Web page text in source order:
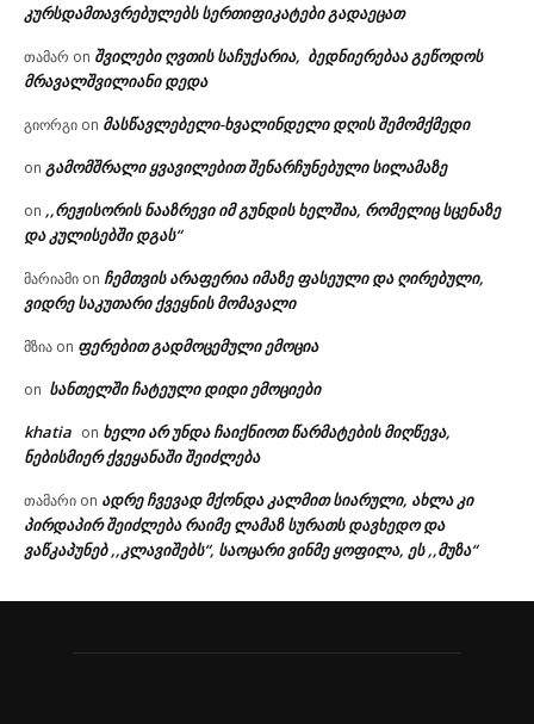
კურსდამთავრებულებს სერთიფიკატები გადაეცათ
თამარ on შვილები ღვთის საჩუქარია, ბედნიერებაა გეწოდოს
მრავალშვილიანი დედა
გიორგი on მასწავლებელი-ხვალინდელი დღის შემომქმედი
on გამომშრალი ყვავილებით შენარჩუნებული სილამაზე
on ,,რეჟისორის ნააზრევი იმ გუნდის ხელშია, რომელიც სცენაზე
და კულისებში დგას“
მარიამი on ჩემთვის არაფერია იმაზე ფასეული და ღირებული,
ვიდრე საკუთარი ქვეყნის მომავალი
მზია on ფერებით გადმოცემული ემოცია
on სანთელში ჩატეული დიდი ემოციები
khatia on ხელი არ უნდა ჩაიქნიოთ წარმატების მიღწევა,
ნებისმიერ ქვეყანაში შეიძლება
თამარი on ადრე ჩვევად მქონდა კალმით სიარული, ახლა კი
პირდაპირ შეიძლება რაიმე ლამაზ სურათს დავხედო და
ვაწკაპუნებ ,,კლავიშებს“, საოცარი ვინმე ყოფილა, ეს ,,მუზა“